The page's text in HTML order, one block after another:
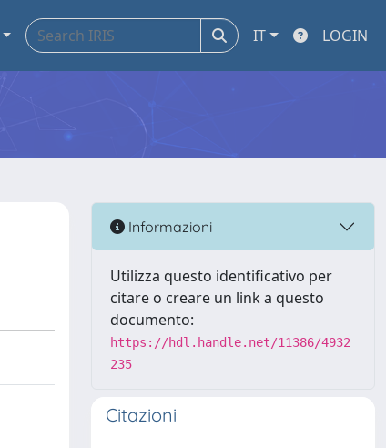
IT LOGIN
Informazioni
Utilizza questo identificativo per
citare o creare un link a questo
documento:
https://hdl.handle.net/11386/4932
235
Citazioni